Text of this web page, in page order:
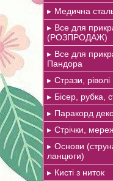
Медична
Все для
(РОЗПРОДАЖ)
Все для
Пандора
Стрази, ріволі
Бісер, рубка,
Паракорд
Стрічки,
Основи
ланцюги)
Кисті з ниток